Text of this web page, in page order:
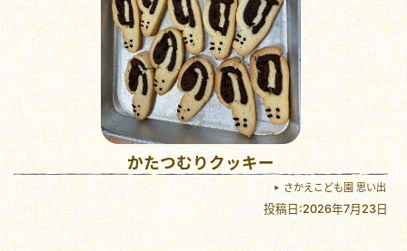
かたつむりクッキー
さかえこども園 思い出
投稿日:2026年7月23日